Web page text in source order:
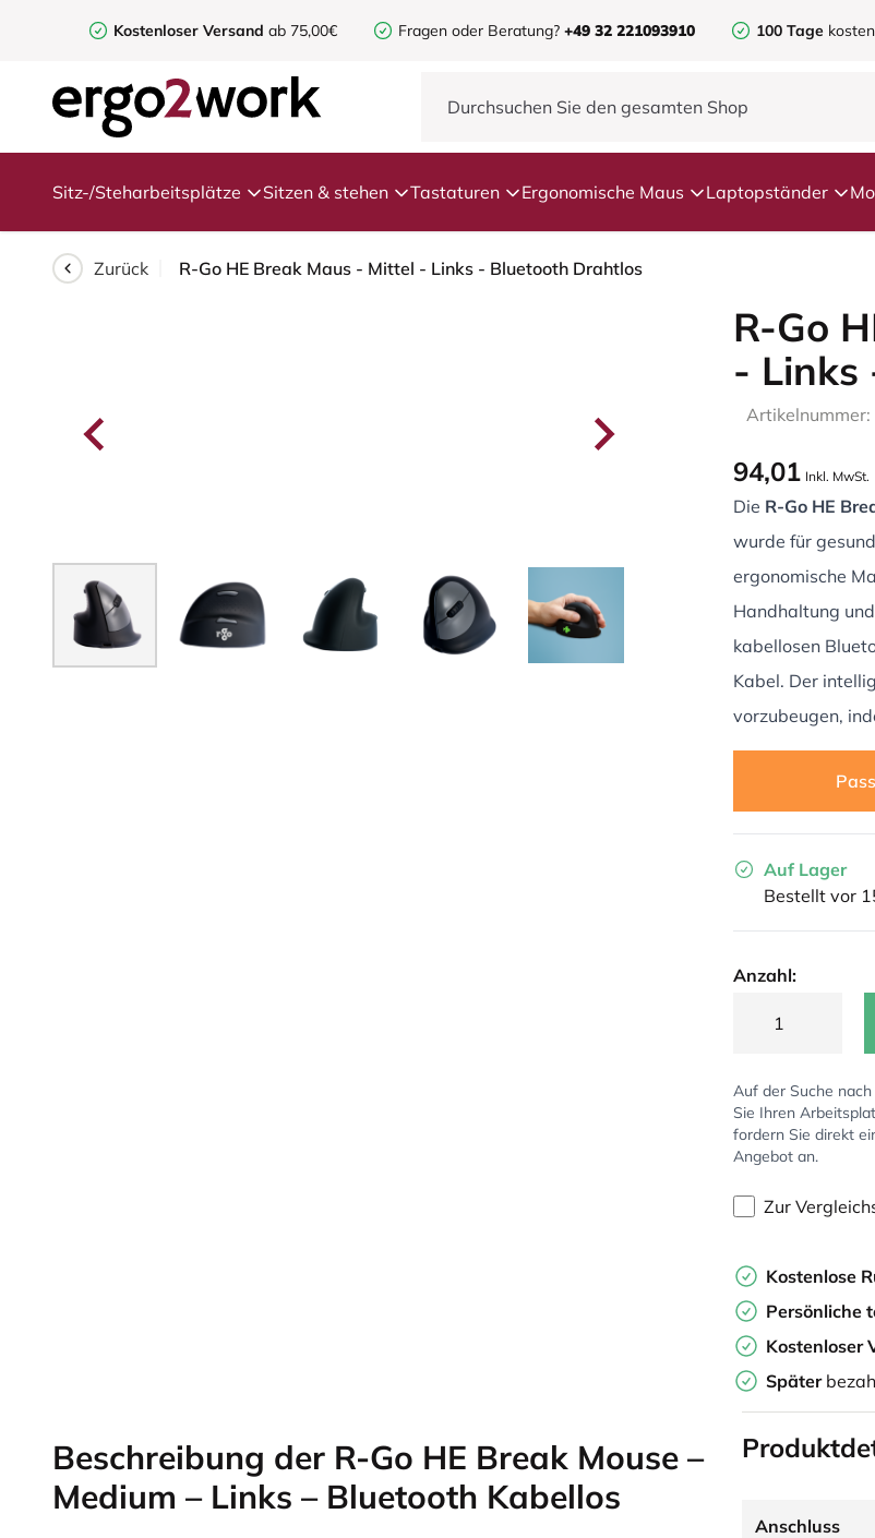
Kostenloser Versand ab 75,00€ Fragen oder Beratung? +49 32 221093910 100 Tage
Sitz-/Steharbeitsplätze Sitzen & stehen Tastaturen Ergonomische Maus Laptopständer
Zurück R-Go HE Break Maus - Mittel - Links - Bluetooth Drahtlos
R-Go
- Links
94,01 Inkl. MwSt.
Die R-Go HE
wurde für
ergonomische
Handhaltung
kabellosen
Kabel. Der
vorzubeugen,
Auf Lager
Bestellt vor
Anzahl:
Auf der Suche
Sie Ihren
fordern Sie direkt
Angebot an.
Zur
Kostenlose
Persönliche
Kostenloser
Später
Beschreibung der R-Go HE Break Mouse –
Medium – Links – Bluetooth Kabellos
Anschluss